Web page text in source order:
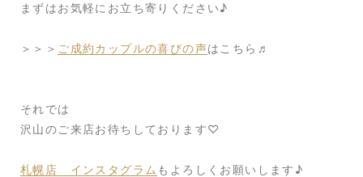
まずはお気軽にお立ち寄りください♪
＞＞＞ ご成約カップルの喜びの声はこちら♬
それでは
沢山のご来店お待ちしております♡
札幌店 インスタグラム もよろしくお願いします♪